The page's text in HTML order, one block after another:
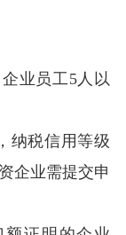
企业员工5人以
纳税信用等级
企业需提交申